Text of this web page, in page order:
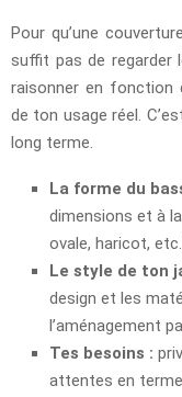
Pour qu’une
suffit pas de regarder
raisonner en fonction
de ton usage réel.
long terme.
La forme du
dimensions et à
ovale, haricot,
Le style de ton
design et les
l’aménagement
Tes besoins :
attentes en